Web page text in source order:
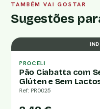
TAMBÉM VAI GOSTAR
Sugestões
PROCELI
Pão Ciabatta com
Glúten e Sem
Ref: PR0025